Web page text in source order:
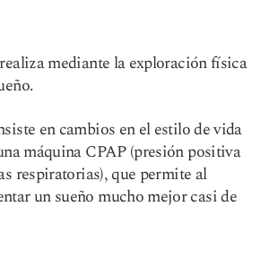
mediante la exploración física
en cambios en el estilo de vida
máquina CPAP (presión positiva
respiratorias), que permite al
un sueño mucho mejor casi de